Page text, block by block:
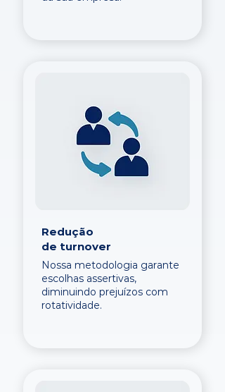
Redução
de turnover
Nossa metodologia garante
escolhas assertivas,
diminuindo prejuízos com
rotatividade.